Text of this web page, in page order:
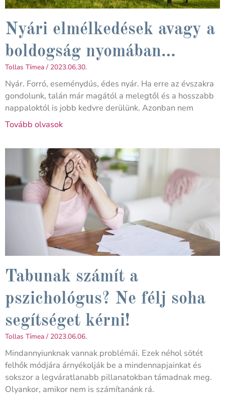
Nyári elmélkedések avagy a
boldogság nyomában…
Tollas Tímea 2023.06.30.
Nyár. Forró, eseménydús, édes nyár. Ha erre az évszakra
gondolunk, talán már magától a melegtől és a hosszabb
nappaloktól is jobb kedvre derülünk. Azonban nem
Tovább olvasok
Tabunak számít a
pszichológus? Ne félj soha
segítséget kérni!
Tollas Tímea 2023.06.06.
Mindannyiunknak vannak problémái. Ezek néhol sötét
felhők módjára árnyékolják be a mindennapjainkat és
sokszor a legváratlanabb pillanatokban támadnak meg.
Olyankor, amikor nem is számítanánk rá.